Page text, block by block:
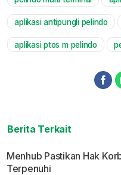
aplikasi antipungli pelindo
aplikasi ptos m pelindo
Berita Terkait
Menhub Pastikan Hak
Terpenuhi